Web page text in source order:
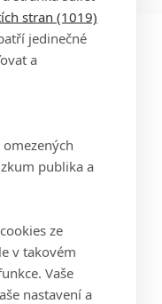
stran (1019)
jedinečné
a
publika a
ze
v takovém
Vaše
nastavení a